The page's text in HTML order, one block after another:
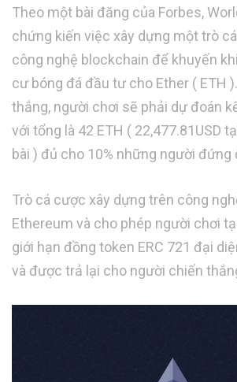
Theo một bài đăng của Forbes,
chứng kiến việc xây dựng một trò
công nghệ blockchain để khuyến
cư bóng đá đầu tư cho Ether ( ETH
thắng, người chơi sẽ phải dự đoán
với tổng là 42 ETH ( 22,477.81USD
bài ) đủ cho 10% những người đứng
Trò cá cược xây dựng trên công
Ethereum và cho phép người chơi
giới hạn đồng token ERC 721 đại
và được trả lại cho người chiến